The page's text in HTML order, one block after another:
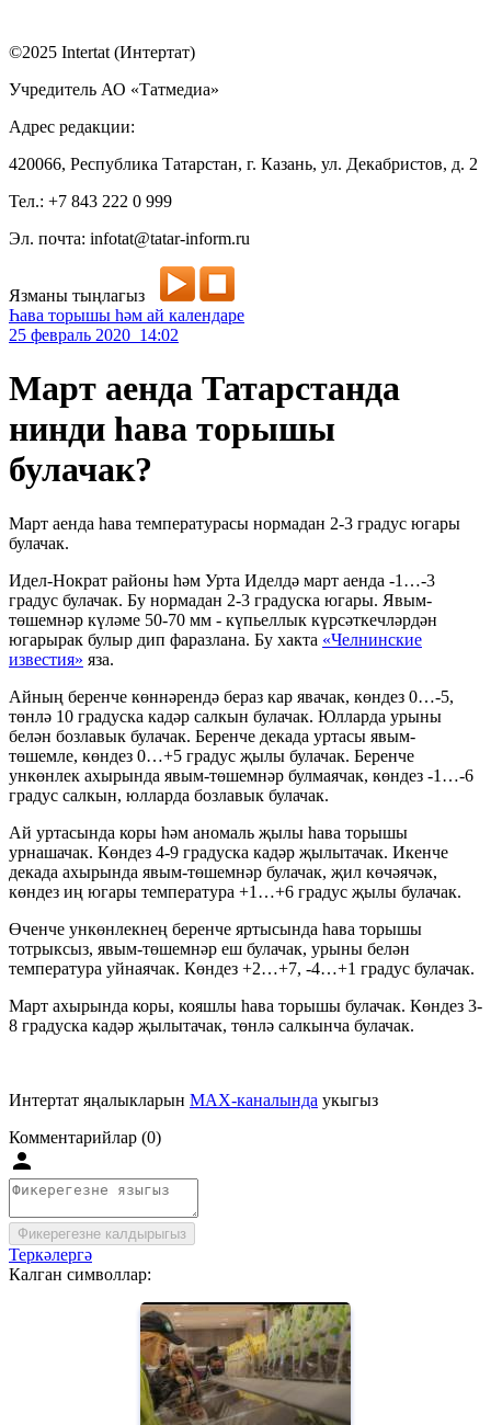
©2025 Intertat (Интертат)
Учредитель АО «Татмедиа»
Адрес редакции:
420066, Республика Татарстан, г. Казань, ул. Декабристов, д. 2
Тел.: +7 843 222 0 999
Эл. почта: infotat@tatar-inform.ru
Язманы тыңлагыз
Һава торышы һәм ай календаре
25 февраль 2020 14:02
Март аенда Татарстанда
нинди һава торышы
булачак?
Март аенда һава температурасы нормадан 2-3 градус югары
булачак.
Идел-Нократ районы һәм Урта Иделдә март аенда -1…-3
градус булачак. Бу нормадан 2-3 градуска югары. Явым-
төшемнәр күләме 50-70 мм - күпьеллык күрсәткечләрдән
югарырак булыр дип фаразлана. Бу хакта «Челнинские
известия» яза.
Айның беренче көннәрендә бераз кар явачак, көндез 0…-5,
төнлә 10 градуска кадәр салкын булачак. Юлларда урыны
белән бозлавык булачак. Беренче декада уртасы явым-
төшемле, көндез 0…+5 градус җылы булачак. Беренче
ункөнлек ахырында явым-төшемнәр булмаячак, көндез -1…-6
градус салкын, юлларда бозлавык булачак.
Ай уртасында коры һәм аномаль җылы һава торышы
урнашачак. Көндез 4-9 градуска кадәр җылытачак. Икенче
декада ахырында явым-төшемнәр булачак, җил көчәячәк,
көндез иң югары температура +1…+6 градус җылы булачак.
Өченче ункөнлекнең беренче яртысында һава торышы
тотрыксыз, явым-төшемнәр еш булачак, урыны белән
температура уйнаячак. Көндез +2…+7, -4…+1 градус булачак.
Март ахырында коры, кояшлы һава торышы булачак. Көндез 3-
8 градуска кадәр җылытачак, төнлә салкынча булачак.
Интертат яңалыкларын MAX-каналында укыгыз
Комментарийлар (0)
Фикерегезне калдырыгыз
Теркәлергә
Калган символлар: